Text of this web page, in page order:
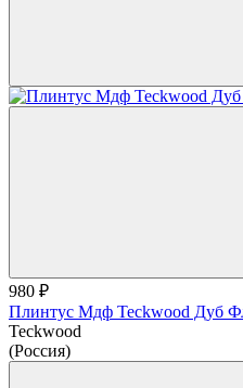
980 ₽
Плинтус Мдф Teckwood Дуб
Teckwood
(Россия)